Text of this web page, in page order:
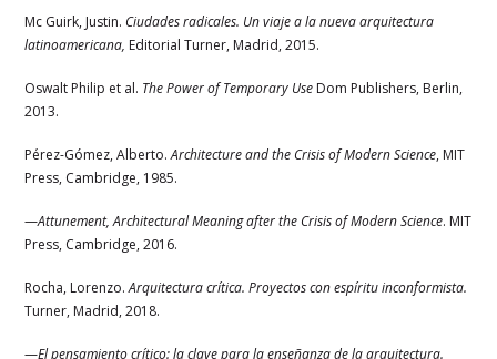
Mc Guirk, Justin. Ciudades radicales. Un viaje a la nueva arquitectura
latinoamericana, Editorial Turner, Madrid, 2015.
Oswalt Philip et al. The Power of Temporary Use Dom Publishers, Berlin,
2013.
Pérez-Gómez, Alberto.Architecture and the Crisis of Modern Science, MIT
Press, Cambridge, 1985.
—Attunement, Architectural Meaning after the Crisis of Modern Science. MIT
Press, Cambridge, 2016.
Rocha, Lorenzo.Arquitectura crítica. Proyectos con espíritu inconformista.
Turner, Madrid, 2018.
—El pensamiento crítico: la clave para la enseñanza de la arquitectura.